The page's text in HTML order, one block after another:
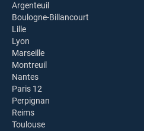
Argenteuil
Boulogne-Billancourt
Lille
Lyon
Marseille
Montreuil
Nantes
Paris 12
Perpignan
Reims
Toulouse